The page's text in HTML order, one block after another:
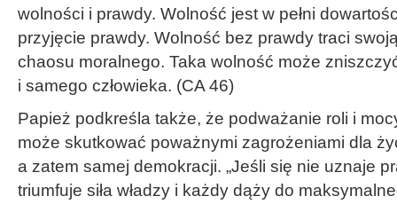
wolności i prawdy. Wolność jest w pełni
przyjęcie prawdy. Wolność bez prawdy traci
chaosu moralnego. Taka wolność może
i samego człowieka. (CA 46)
Papież podkreśla także, że podważanie roli i
może skutkować poważnymi zagrożeniami dla
a zatem samej demokracji. „Jeśli się nie uznaje
triumfuje siła władzy i każdy dąży do